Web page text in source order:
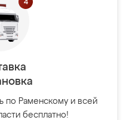
по Раменскому и всей
бесплатно!